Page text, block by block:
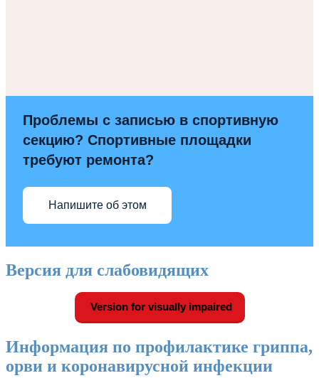
Проблемы с записью в спортивную
секцию? Спортивные площадки
требуют ремонта?
Напишите об этом
Версия для слабовидящих
Version for visually impaired
Информация по профилактике гриппа,
орви и коронавирусной инфекции